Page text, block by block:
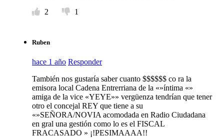
2
1
Ruben
hace 1 año Responder
También nos gustaría saber cuanto $$$$$$ co ra la
emisora local Cadena Entrerriana de la «»íntima «»
amiga de la vice «YEYE»» vergüenza tendrían que tener
otro el concejal REY que tiene a su
«»SEÑORA/NOVIA acomodada en Radio Ciudadana
en gral una gestión como lo es el FISCAL
FRACASADO » ¡!PESIMAAAA!!